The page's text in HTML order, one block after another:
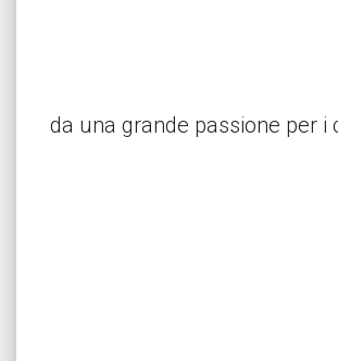
da una grande passione per i